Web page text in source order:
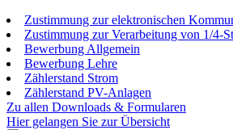
Zustimmung zur elektronischen
Zustimmung zur Verarbeitung von 1/4-
Bewerbung Allgemein
Bewerbung Lehre
Zählerstand Strom
Zählerstand PV-Anlagen
Zu allen Downloads & Formularen
Hier gelangen Sie zur Übersicht